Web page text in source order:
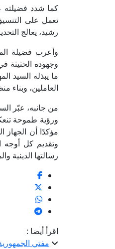
كما شدد فضيلته
تعمل على
رشيد، يعالج
وأعرب فضيلة
وجهوده الحثيثة
ما يبذله السيد
العاملين، وبناء
من جانبه، عبّر
ورؤية طموحة
مؤكدًا أن الجهاز
وتقديم كل أوجه
رسالتها الدينية
اقرأ أيضا :
مفتي